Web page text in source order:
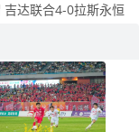
达联合4-0拉斯永恒